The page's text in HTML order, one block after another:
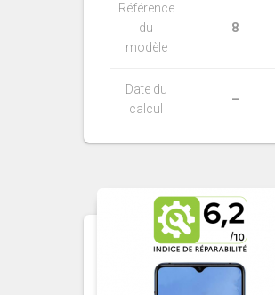
Référence
du
modèle
8
Date du
calcul
–